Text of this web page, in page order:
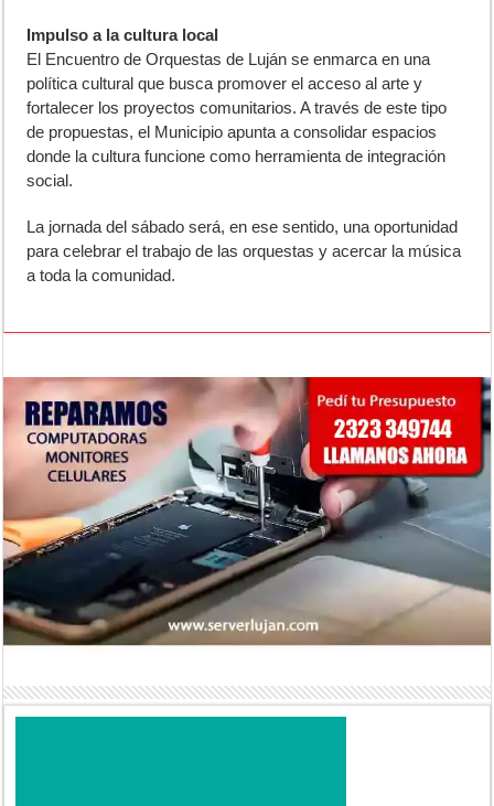
Impulso a la cultura local
El Encuentro de Orquestas de Luján se enmarca en una
política cultural que busca promover el acceso al arte y
fortalecer los proyectos comunitarios. A través de este tipo
de propuestas, el Municipio apunta a consolidar espacios
donde la cultura funcione como herramienta de integración
social.
La jornada del sábado será, en ese sentido, una oportunidad
para celebrar el trabajo de las orquestas y acercar la música
a toda la comunidad.